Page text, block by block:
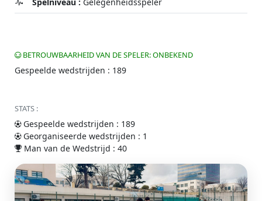
BETROUWBAARHEID VAN DE SPELER: ONBEKEND
Gespeelde wedstrijden : 189
STATS :
Gespeelde wedstrijden : 189
Georganiseerde wedstrijden : 1
Man van de Wedstrijd : 40